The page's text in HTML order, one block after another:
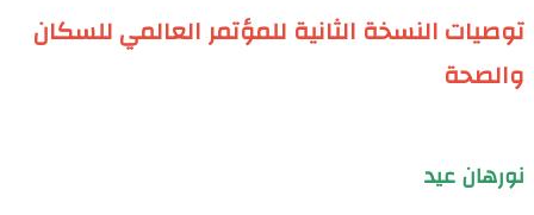
توصيات النسخة الثانية للمؤتمر العالمي للسكان
والصحة
نورهان عيد